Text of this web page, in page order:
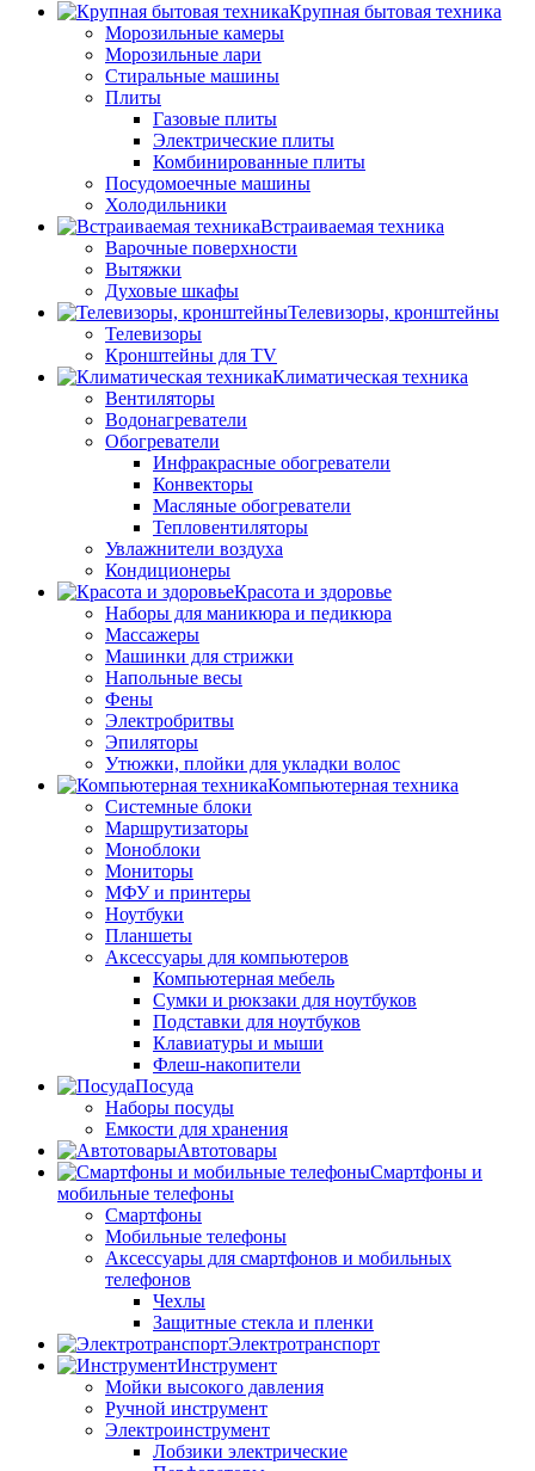
Крупная бытовая техника
Морозильные камеры
Морозильные лари
Стиральные машины
Плиты
Газовые плиты
Электрические плиты
Комбинированные плиты
Посудомоечные машины
Холодильники
Встраиваемая техника
Варочные поверхности
Вытяжки
Духовые шкафы
Телевизоры, кронштейны
Телевизоры
Кронштейны для TV
Климатическая техника
Вентиляторы
Водонагреватели
Обогреватели
Инфракрасные обогреватели
Конвекторы
Масляные обогреватели
Тепловентиляторы
Увлажнители воздуха
Кондиционеры
Красота и здоровье
Наборы для маникюра и педикюра
Массажеры
Машинки для стрижки
Напольные весы
Фены
Электробритвы
Эпиляторы
Утюжки, плойки для укладки волос
Компьютерная техника
Системные блоки
Маршрутизаторы
Моноблоки
Мониторы
МФУ и принтеры
Ноутбуки
Планшеты
Аксессуары для компьютеров
Компьютерная мебель
Сумки и рюкзаки для ноутбуков
Подставки для ноутбуков
Клавиатуры и мыши
Флеш-накопители
Посуда
Наборы посуды
Емкости для хранения
Автотовары
Смартфоны и
мобильные телефоны
Смартфоны
Мобильные телефоны
Аксессуары для смартфонов и мобильных
телефонов
Чехлы
Защитные стекла и пленки
Электротранспорт
Инструмент
Мойки высокого давления
Ручной инструмент
Электроинструмент
Лобзики электрические